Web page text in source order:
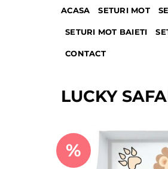
ACASA SETURI MOT
SETURI MOT BAIETI
CONTACT
LUCKY
%